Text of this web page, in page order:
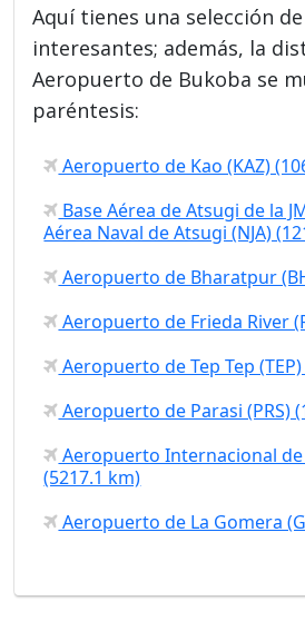
Aquí tienes una selección
interesantes; además, la
Aeropuerto de Bukoba se
paréntesis:
Aeropuerto de Kao (KAZ)
Base Aérea de Atsugi de la
Aérea Naval de Atsugi (NJA)
Aeropuerto de Bharatpur
Aeropuerto de Frieda River
Aeropuerto de Tep Tep
Aeropuerto de Parasi (PRS)
Aeropuerto Internacional de
(5217.1 km)
Aeropuerto de La Gomera